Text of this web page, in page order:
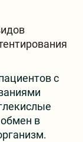
с
в